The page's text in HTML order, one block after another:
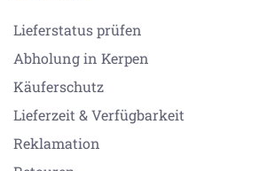
Lieferstatus prüfen
Abholung in Kerpen
Käuferschutz
Lieferzeit & Verfügbarkeit
Reklamation